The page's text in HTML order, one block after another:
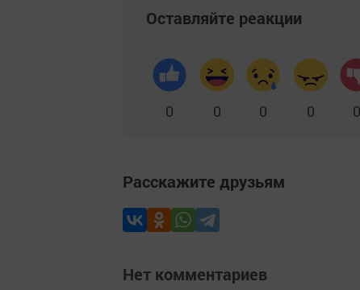
Оставляйте реакции
0 0 0 0 0
Расскажите друзьям
Нет комментариев